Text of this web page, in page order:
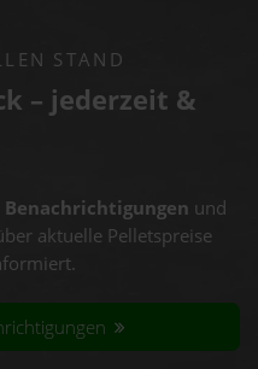
STAND
– jederzeit &
und
aktuelle Pelletspreise